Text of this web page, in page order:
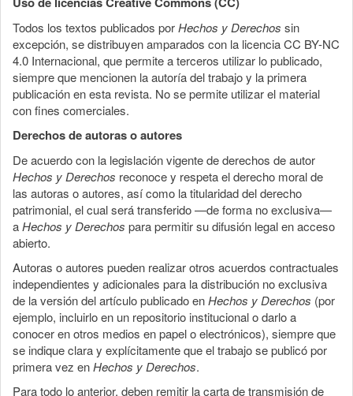
Todos los textos publicados porHechos y Derechos sin
excepción, se distribuyen amparados con la licencia CC BY-NC
4.0 Internacional, que permite a terceros utilizar lo publicado,
siempre que mencionen la autoría del trabajo y la primera
publicación en esta revista. No se permite utilizar el material
con fines comerciales.
Derechos de autoras o autores
De acuerdo con la legislación vigente de derechos de autor
Hechos y Derechos reconoce y respeta el derecho moral de
las autoras o autores, así como la titularidad del derecho
patrimonial, el cual será transferido —de forma no exclusiva—
aHechos y Derechos para permitir su difusión legal en acceso
abierto.
Autoras o autores pueden realizar otros acuerdos contractuales
independientes y adicionales para la distribución no exclusiva
de la versión del artículo publicado enHechos y Derechos (por
ejemplo, incluirlo en un repositorio institucional o darlo a
conocer en otros medios en papel o electrónicos), siempre que
se indique clara y explícitamente que el trabajo se publicó por
primera vez enHechos y Derechos.
Para todo lo anterior, deben remitir la carta de transmisión de